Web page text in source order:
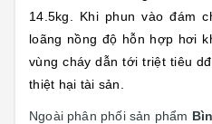
14.5kg. Khi phun vào đám
loãng nồng độ hỗn hợp hơi
vùng cháy dẫn tới triệt tiêu
thiệt hại tài sản.
Ngoài phân phối sản phẩm